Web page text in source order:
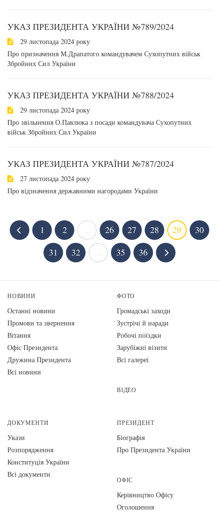
УКАЗ ПРЕЗИДЕНТА УКРАЇНИ №789/2024
29 листопада 2024 року
Про призначення М.Драпатого командувачем Сухопутних військ
Збройних Сил України
УКАЗ ПРЕЗИДЕНТА УКРАЇНИ №788/2024
29 листопада 2024 року
Про звільнення О.Павлюка з посади командувача Сухопутних
військ Збройних Сил України
УКАЗ ПРЕЗИДЕНТА УКРАЇНИ №787/2024
27 листопада 2024 року
Про відзначення державними нагородами України
1 2 26 27 28 29
30
31
32 35 36
НОВИНИ
Останні новини
Промови та звернення
Вiтання
Офіс Президента
Дружина Президента
Всі новини
ФОТО
Громадські заходи
Зустрічі й наради
Робочі поїздки
Зарубіжні візити
Всі галереї
ВІДЕО
ДОКУМЕНТИ
Укази
Розпорядження
Конституція України
Всі документи
ПРЕЗИДЕНТ
Біографія
Про Президента України
ОФІС
Керівництво Офісу
Оголошення